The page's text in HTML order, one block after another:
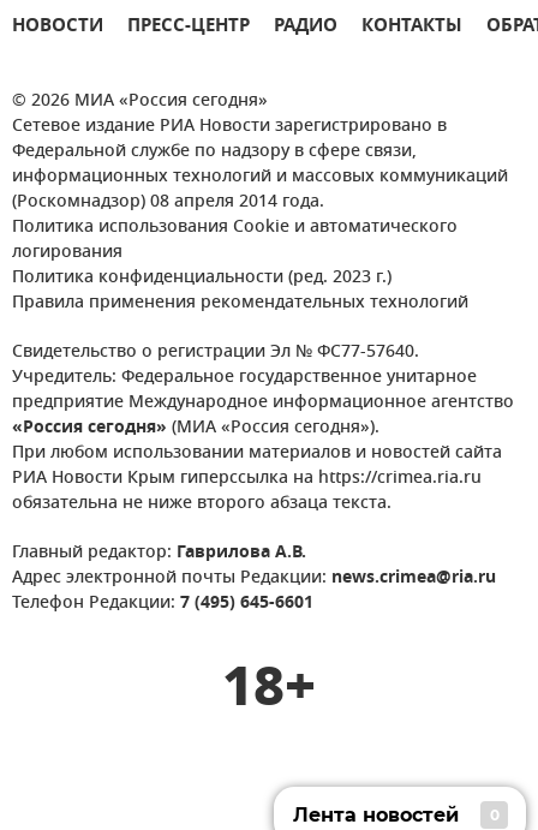
НОВОСТИ ПРЕСС-ЦЕНТР РАДИО КОНТАКТЫ
© 2026 МИА «Россия сегодня»
Сетевое издание РИА Новости зарегистрировано в
Федеральной службе по надзору в сфере связи,
информационных технологий и массовых коммуникаций
(Роскомнадзор) 08 апреля 2014 года.
Политика использования Cookie и автоматического
логирования
Политика конфиденциальности (ред. 2023 г.)
Правила применения рекомендательных технологий
Свидетельство о регистрации Эл № ФС77-57640.
Учредитель: Федеральное государственное унитарное
предприятие Международное информационное агентство
«Россия сегодня» (МИА «Россия сегодня»).
При любом использовании материалов и новостей сайта
РИА Новости Крым гиперссылка на https://crimea.ria.ru
обязательна не ниже второго абзаца текста.
Главный редактор: Гаврилова А.В.
Адрес электронной почты Редакции: news.crimea@ria.ru
Телефон Редакции: 7 (495) 645-6601
18+
Лента новостей 0